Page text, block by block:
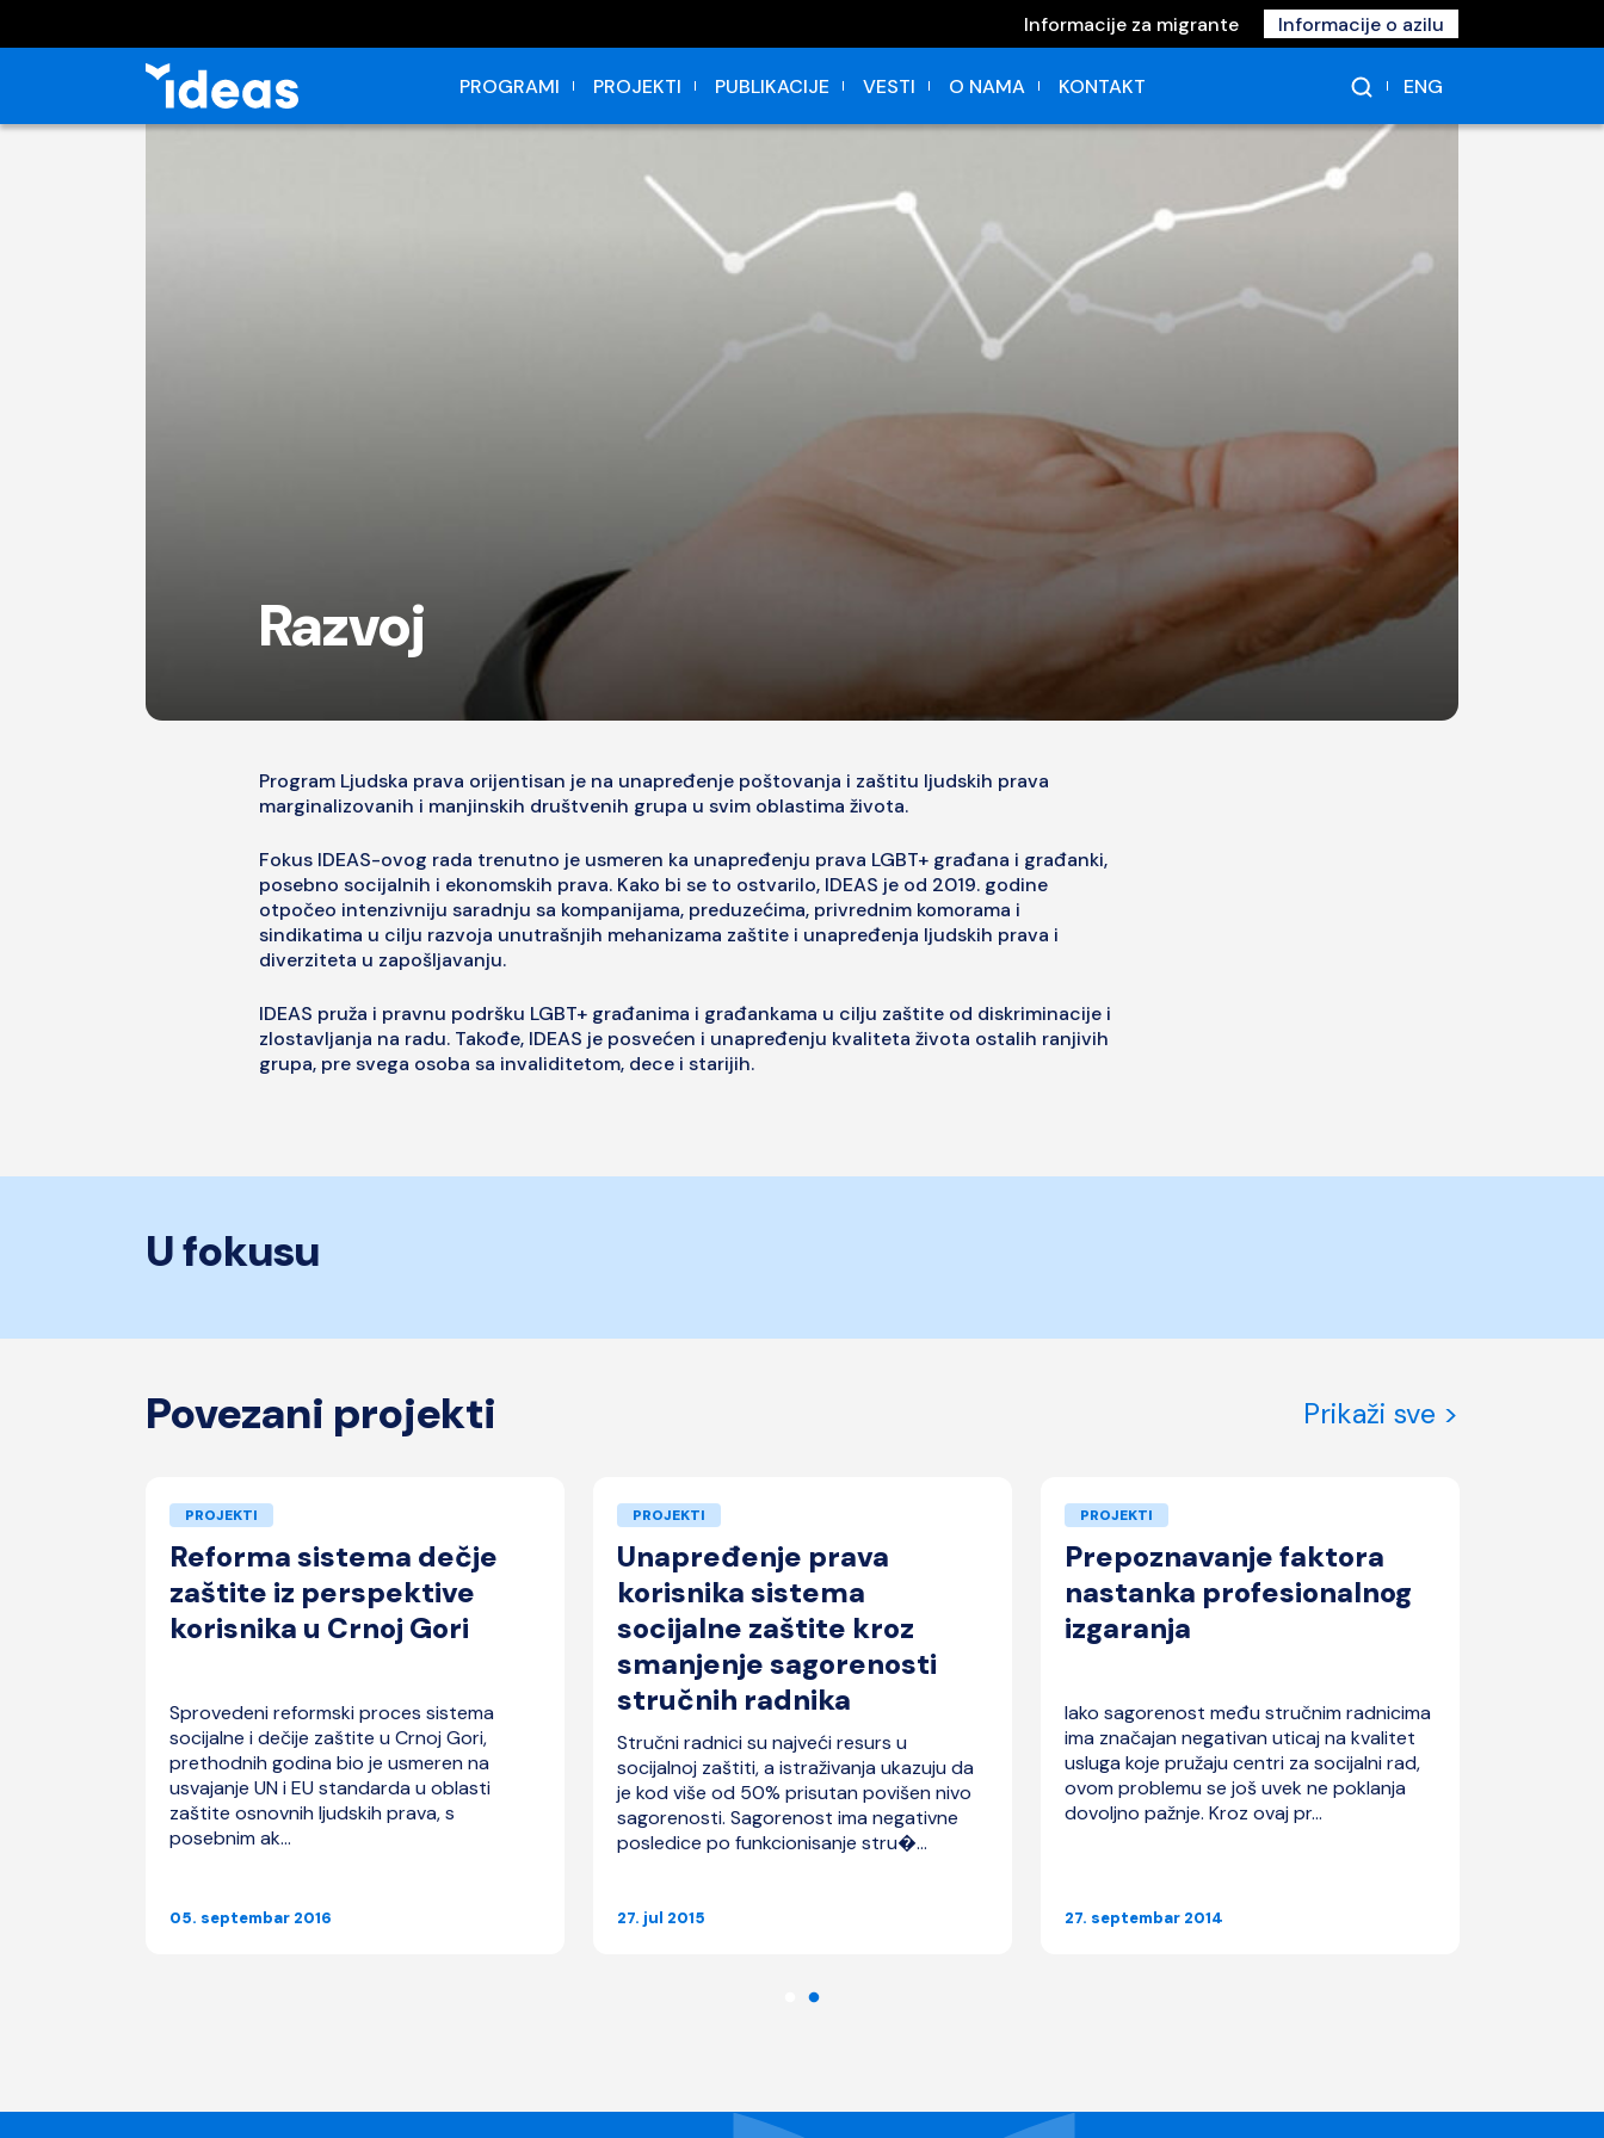
Informacije za migrante Informacije o azilu
PROGRAMI PROJEKTI PUBLIKACIJE VESTI O NAMA KONTAKT ENG
Razvoj
Program Ljudska prava orijentisan je na unapređenje poštovanja i zaštitu ljudskih prava
marginalizovanih i manjinskih društvenih grupa u svim oblastima života.
Fokus IDEAS-ovog rada trenutno je usmeren ka unapređenju prava LGBT+ građana i građanki,
posebno socijalnih i ekonomskih prava. Kako bi se to ostvarilo, IDEAS je od 2019. godine
otpočeo intenzivniju saradnju sa kompanijama, preduzećima, privrednim komorama i
sindikatima u cilju razvoja unutrašnjih mehanizama zaštite i unapređenja ljudskih prava i
diverziteta u zapošljavanju.
IDEAS pruža i pravnu podršku LGBT+ građanima i građankama u cilju zaštite od diskriminacije i
zlostavljanja na radu. Takođe, IDEAS je posvećen i unapređenju kvaliteta života ostalih ranjivih
grupa, pre svega osoba sa invaliditetom, dece i starijih.
U fokusu
Povezani projekti Prikaži sve >
PROJEKTI
Reforma sistema dečje
zaštite iz perspektive
korisnika u Crnoj Gori
Sprovedeni reformski proces sistema
socijalne i dečije zaštite u Crnoj Gori,
prethodnih godina bio je usmeren na
usvajanje UN i EU standarda u oblasti
zaštite osnovnih ljudskih prava, s
posebnim ak...
05. septembar 2016
PROJEKTI
Unapređenje prava
korisnika sistema
socijalne zaštite kroz
smanjenje sagorenosti
stručnih radnika
Stručni radnici su najveći resurs u
socijalnoj zaštiti, a istraživanja ukazuju da
je kod više od 50% prisutan povišen nivo
sagorenosti. Sagorenost ima negativne
posledice po funkcionisanje stru�...
27. jul 2015
PROJEKTI
Prepoznavanje faktora
nastanka profesionalnog
izgaranja
Iako sagorenost među stručnim radnicima
ima značajan negativan uticaj na kvalitet
usluga koje pružaju centri za socijalni rad,
ovom problemu se još uvek ne poklanja
dovoljno pažnje. Kroz ovaj pr...
27. septembar 2014